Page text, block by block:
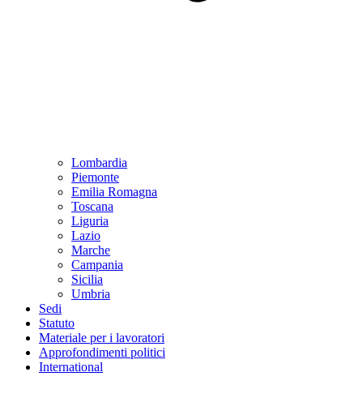
Lombardia
Piemonte
Emilia Romagna
Toscana
Liguria
Lazio
Marche
Campania
Sicilia
Umbria
Sedi
Statuto
Materiale per i lavoratori
Approfondimenti politici
International